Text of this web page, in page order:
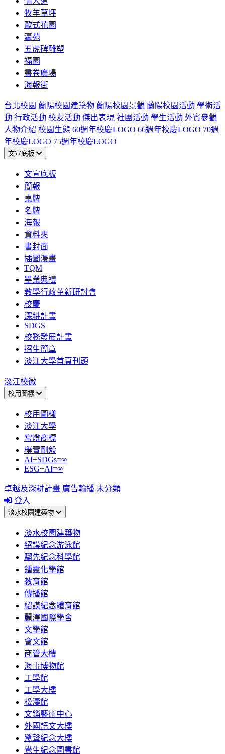
牧羊草坪
歐式花園
瀛苑
五虎碑雕塑
福園
書卷廣場
海報街
台北校園 蘭陽校園建築物 蘭陽校園景觀 蘭陽校園活動 學術活
動 行政活動 校友活動 傑出表現 社團活動 學生活動 外賓參觀
人物介紹 校園生態 60週年校慶LOGO 66週年校慶LOGO 70週
年校慶LOGO 75週年校慶LOGO
文宣底板
文宣底板
簡報
桌牌
名牌
海報
資料夾
書封面
插圖漫畫
TQM
畢業典禮
教學行政革新研討會
校慶
深耕計畫
SDGS
校務發展計畫
招生簡章
淡江大學首頁刊頭
淡江校徽
校用圖樣
校用圖樣
淡江大學
宮燈商標
樸實剛毅
AI+SDGs=∞
ESG+AI=∞
卓越及深耕計畫 廣告輪播 未分類
登入
淡水校園建築物
淡水校園建築物
紹謨紀念游泳館
騮先紀念科學館
鍾靈化學館
教育館
傳播館
紹謨紀念體育館
麗澤國際學舍
文學館
會文館
商管大樓
海事博物館
工學館
工學大樓
松濤館
文錙藝術中心
外國語文大樓
驚聲紀念大樓
覺生紀念圖書館